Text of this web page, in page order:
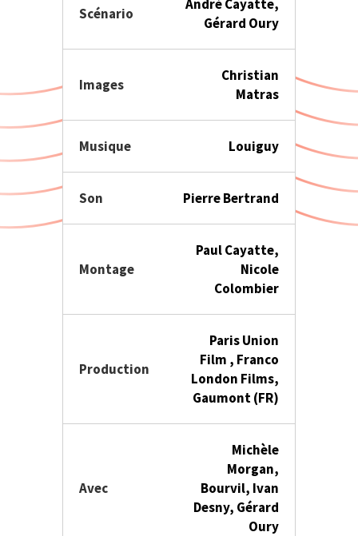
Scénario
André Cayatte,
Gérard Oury
Images
Christian
Matras
Musique Louiguy
Son Pierre Bertrand
Montage
Paul Cayatte,
Nicole
Colombier
Production
Paris Union
Film , Franco
London Films,
Gaumont (FR)
Avec
Michèle
Morgan,
Bourvil, Ivan
Desny, Gérard
Oury